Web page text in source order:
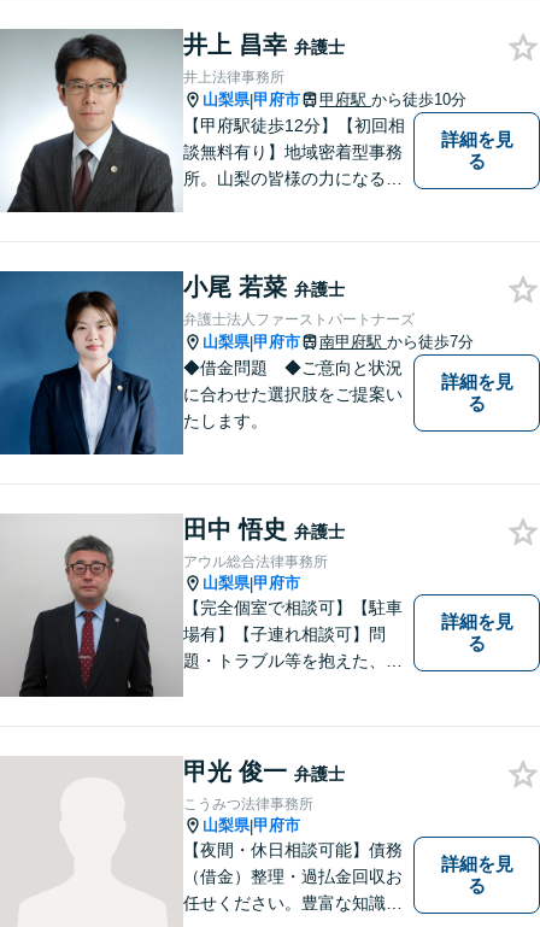
井上 昌幸 弁護士
井上法律事務所
山梨県|甲府市 甲府駅 から徒歩10分
【甲府駅徒歩12分】【初回相
談無料有り】地域密着型事務
所。山梨の皆様の力になるべ
なんでもご相談ください。将
来を見据えた適切なソリュー
ションをご提案いたします。
詳細を見
る
小尾 若菜 弁護士
弁護士法人ファーストパートナーズ
山梨県|甲府市 南甲府駅 から徒歩7分
◆借金問題 ◆ご意向と状況
に合わせた選択肢をご提案い
たします。
詳細を見
る
田中 悟史 弁護士
アウル総合法律事務所
山梨県|甲府市
【完全個室で相談可】【駐車
場有】【子連れ相談可】問
題・トラブル等を抱えた、ま
分析し、解決に向けてどのよ
うな方法・手段を取ることが
良いのか等を助言させていた
だきます。
詳細を見
る
甲光 俊一 弁護士
こうみつ法律事務所
山梨県|甲府市
【夜間・休日相談可能】債務
（借金）整理・過払金回収お
任せください。豊富な知識・
詳細を見
る